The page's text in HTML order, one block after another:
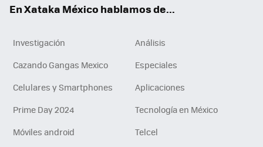
En Xataka México hablamos de...
Investigación
Análisis
Cazando Gangas Mexico
Especiales
Celulares y Smartphones
Aplicaciones
Prime Day 2024
Tecnología en México
Móviles android
Telcel